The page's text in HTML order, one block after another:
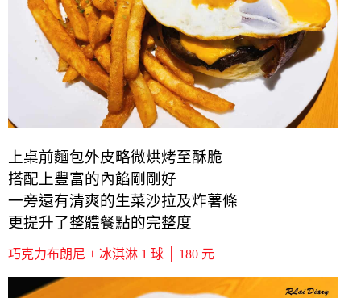
上桌前麵包外皮略微烘烤至酥脆
搭配上豐富的內餡剛剛好
一旁還有清爽的生菜沙拉及炸薯條
更提升了整體餐點的完整度
巧克力布朗尼 + 冰淇淋 1 球 │ 180 元